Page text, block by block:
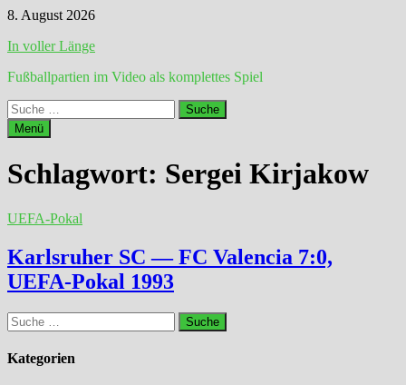
Zum
springen
8. August 2026
In voller Länge
Fußballpartien im Video als komplettes Spiel
Suche
nach:
Menü
Schlagwort: Sergei Kirjakow
UEFA-Pokal
Karlsruher SC — FC Valencia 7:0,
UEFA-Pokal 1993
Suche
nach:
Kategorien